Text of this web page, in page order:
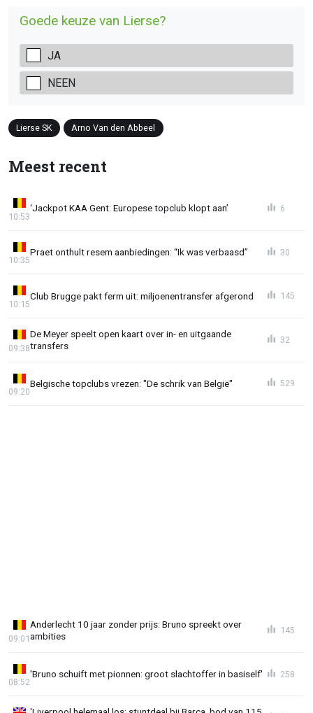
Goede keuze van Lierse?
JA
NEEN
Lierse SK Arno Van den Abbeel
Meest recent
‘Jackpot KAA Gent: Europese topclub klopt aan’
10:53
6
Praet onthult resem aanbiedingen: “Ik was verbaasd”
10:35
30
Club Brugge pakt ferm uit: miljoenentransfer afgerond
10:15
145
De Meyer speelt open kaart over in- en uitgaande
transfers
09:38
32
Belgische topclubs vrezen: "De schrik van België"
09:20
529
Anderlecht 10 jaar zonder prijs: Bruno spreekt over
ambities
09:01
145
'Bruno schuift met pionnen: groot slachtoffer in basiself'
08:52
258